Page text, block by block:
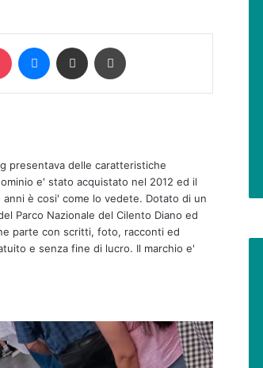
Pocket Messenger
Condividi via mail
presentava delle caratteristiche
e' stato acquistato nel 2012 ed il
è cosi' come lo vedete. Dotato di un
Parco Nazionale del Cilento Diano ed
parte con scritti, foto, racconti ed
e senza fine di lucro. Il marchio e'
e Fummo: la bachata italiana
New York e San Francisco
e slalom, protagonisti i piloti ACI
da vivere al Ke’e Beach: